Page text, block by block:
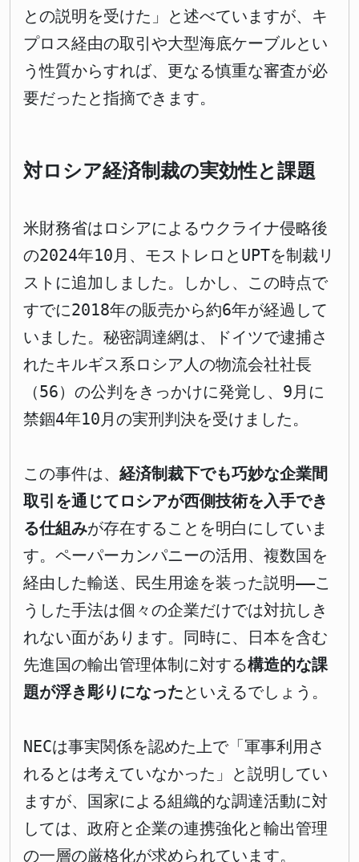
との説明を受けた」と述べていますが、キ
プロス経由の取引や大型海底ケーブルとい
う性質からすれば、更なる慎重な審査が必
要だったと指摘できます。
対ロシア経済制裁の実効性と課題
米財務省はロシアによるウクライナ侵略後
の2024年10月、モストレロとUPTを制裁リ
ストに追加しました。しかし、この時点で
すでに2018年の販売から約6年が経過して
いました。秘密調達網は、ドイツで逮捕さ
れたキルギス系ロシア人の物流会社社長
（56）の公判をきっかけに発覚し、9月に
禁錮4年10月の実刑判決を受けました。
この事件は、 経済制裁下でも巧妙な企業間
取引を通じてロシアが西側技術を入手でき
る仕組みが存在することを明白にしていま
す。ペーパーカンパニーの活用、複数国を
経由した輸送、民生用途を装った説明――こ
うした手法は個々の企業だけでは対抗しき
れない面があります。同時に、日本を含む
先進国の輸出管理体制に対する構造的な課
題が浮き彫りになったといえるでしょう。
NECは事実関係を認めた上で「軍事利用さ
れるとは考えていなかった」と説明してい
ますが、国家による組織的な調達活動に対
しては、政府と企業の連携強化と輸出管理
の一層の厳格化が求められています。